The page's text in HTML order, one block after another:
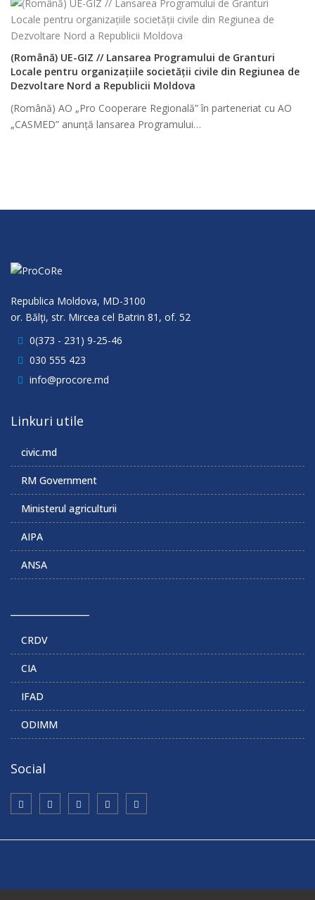
(Română) UE-GIZ // Lansarea Programului de Granturi
Locale pentru organizațiile societății civile din Regiunea de
Dezvoltare Nord a Republicii Moldova
(Română) AO „Pro Cooperare Regională” în parteneriat cu AO
„CASMED” anunță lansarea Programului…
Republica Moldova, MD-3100
or. Bălţi, str. Mircea cel Batrin 81, of. 52
0(373 - 231) 9-25-46
030 555 423
info@procore.md
Linkuri utile
civic.md
RM Government
Ministerul agriculturii
AIPA
ANSA
CRDV
CIA
IFAD
ODIMM
Social